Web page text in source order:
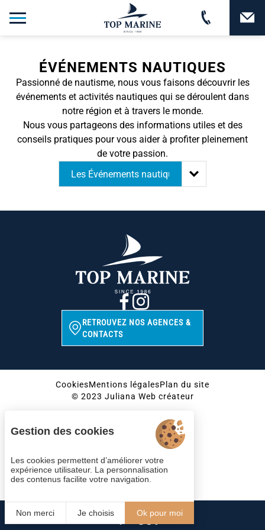
ÉVÉNEMENTS NAUTIQUES
Passionné de nautisme, nous vous faisons découvrir les
événements et activités nautiques qui se déroulent dans
notre région et à travers le monde.
Nous vous partageons des informations utiles et des
conseils pratiques pour vous aider à profiter pleinement
de votre passion.
RETROUVEZ NOS AGENCES &
CONTACTS
CookiesMentions légalesPlan du site
© 2023 Juliana Web créateur
Gestion des cookies
Les cookies permettent d’améliorer votre
expérience utilisateur. La personnalisation
des contenus facilite votre navigation.
Non merci Je choisis Ok pour moi